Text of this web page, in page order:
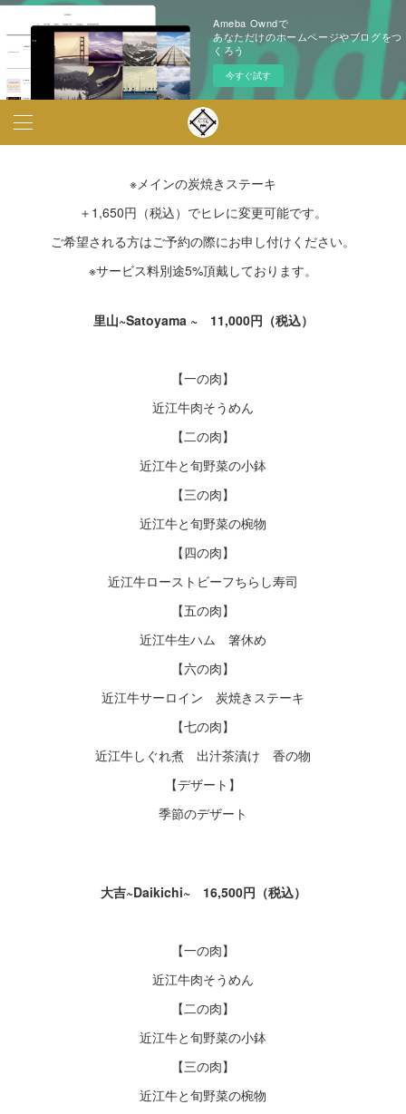
Ameba Owndで
あなただけのホームページやブログをつ
くろう
今すぐ試す
※メインの炭焼きステーキ
＋1,650円（税込）でヒレに変更可能です。
ご希望される方はご予約の際にお申し付けください。
※サービス料別途5%頂戴しております。
里山~Satoyama ~ 11,000円（税込）
【一の肉】
近江牛肉そうめん
【二の肉】
近江牛と旬野菜の小鉢
【三の肉】
近江牛と旬野菜の椀物
【四の肉】
近江牛ローストビーフちらし寿司
【五の肉】
近江牛生ハム 箸休め
【六の肉】
近江牛サーロイン 炭焼きステーキ
【七の肉】
近江牛しぐれ煮 出汁茶漬け 香の物
【デザート】
季節のデザート
大吉~Daikichi~ 16,500円（税込）
【一の肉】
近江牛肉そうめん
【二の肉】
近江牛と旬野菜の小鉢
【三の肉】
近江牛と旬野菜の椀物